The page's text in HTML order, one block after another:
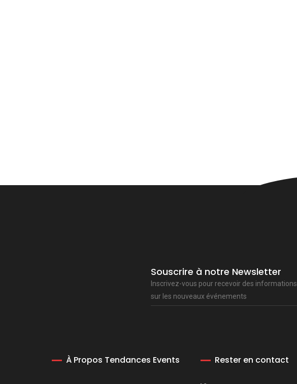
Souscrire à notre Newsletter
Inscrivez-vous pour recevoir des informations
sur les nouveaux événements
À Propos Tendances Events Rester en contact